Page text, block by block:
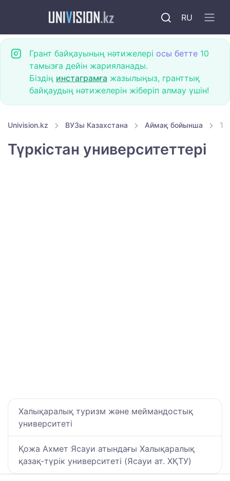
RU
Грант байқауының нәтижелері осы бетте 10
тамызға дейін жарияланады.
Біздің инстаграмға жазылыңыз, гранттық
байқаудың нәтижелерін жіберіп алмау үшін!
Univision.kz ВУЗы Казахстана Аймақ бойынша
Түркістан университеттері
Халықаралық туризм және меймандостық
университеті
Қожа Ахмет Ясауи атындағы Халықаралық
қазақ-түрiк университетi (Ясауи ат. ХҚТУ)